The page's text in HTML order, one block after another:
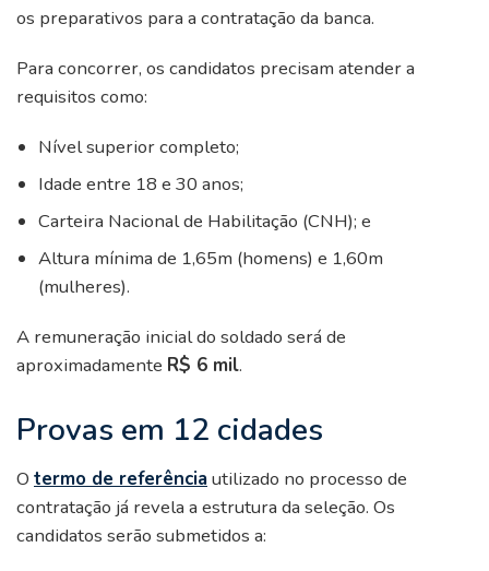
os preparativos para a contratação da banca.
Para concorrer, os candidatos precisam atender a
requisitos como:
Nível superior completo;
Idade entre 18 e 30 anos;
Carteira Nacional de Habilitação (CNH); e
Altura mínima de 1,65m (homens) e 1,60m
(mulheres).
A remuneração inicial do soldado será de
aproximadamente R$ 6 mil.
Provas em 12 cidades
O termo de referênciautilizado no processo de
contratação já revela a estrutura da seleção. Os
candidatos serão submetidos a: